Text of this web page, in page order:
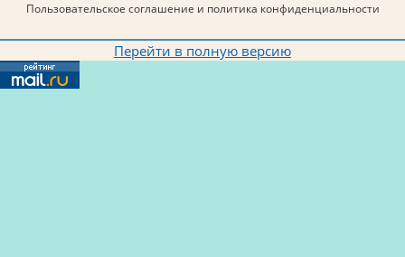
Пользовательское соглашение и политика конфиденциальности
Перейти в полную версию